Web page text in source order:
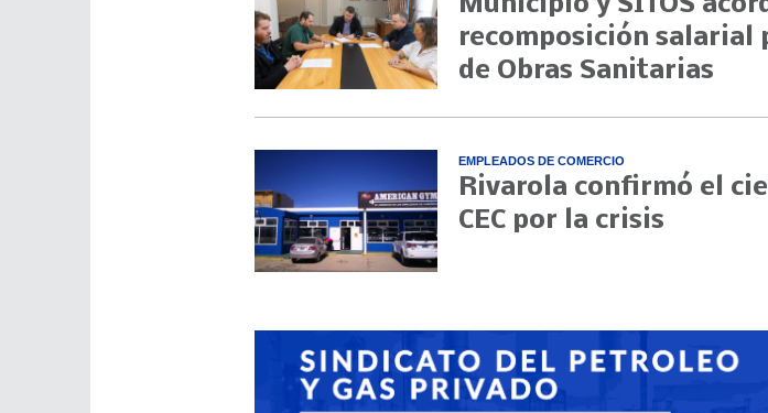
recomposición salarial
de Obras Sanitarias
EMPLEADOS DE COMERCIO
Rivarola confirmó el
CEC por la crisis